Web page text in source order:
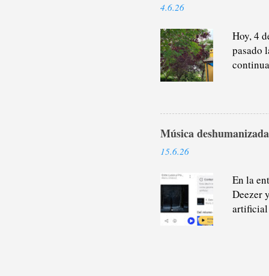
4.6.26
Hoy, 4
pasado
en
dice. Se
vuelta
Música deshumanizada
15.6.26
En la
Deezer
artificial
estar